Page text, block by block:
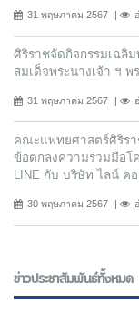
31 พฤษภาคม 2567
ศิริราชจัดกิจกรรมเฉลิ
สมเด็จพระนางเจ้า ฯ พ
31 พฤษภาคม 2567
คณะแพทยศาสตร์ศิริร
ข้อตกลงความร่วมมือโ
LINE กับ บริษัท ไลน์ ค
30 พฤษภาคม 2567
ข่าวประชาสัมพันธ์ทั้งหมด